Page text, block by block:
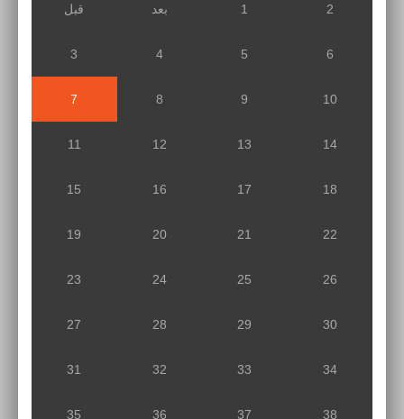
قبل بعد 1 2
3 4 5 6
7 8 9 10
11 12 13 14
15 16 17 18
19 20 21 22
23 24 25 26
27 28 29 30
31 32 33 34
35 36 37 38